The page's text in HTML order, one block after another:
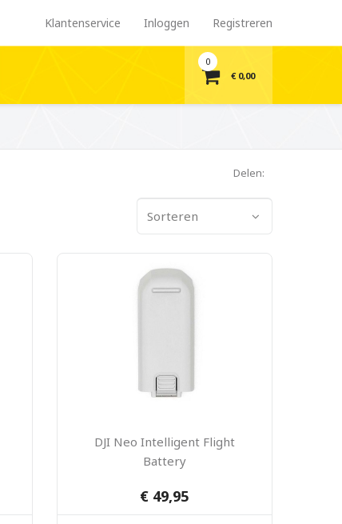
Klantenservice Inloggen Registreren
0
€ 0,00
Delen:
Sorteren
DJI Neo Intelligent Flight
Battery
€ 49,95